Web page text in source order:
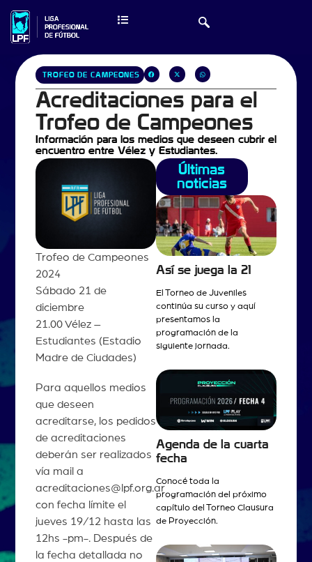
TROFEO DE CAMPEONES
Acreditaciones para el
Trofeo de Campeones
Información para los medios que deseen cubrir el
encuentro entre Vélez y Estudiantes.
Trofeo de Campeones
2024
Sábado 21 de
diciembre
21.00 Vélez –
Estudiantes (Estadio
Madre de Ciudades)
Para aquellos medios
que deseen
acreditarse, los pedidos
de acreditaciones
deberán ser realizados
vía mail a
acreditaciones@lpf.org.ar
con fecha límite el
jueves 19/12 hasta las
12hs -pm-. Después de
la fecha detallada no
Últimas
noticias
Así se juega la 21
El Torneo de Juveniles
continúa su curso y aquí
presentamos la
programación de la
siguiente jornada.
Agenda de la cuarta
fecha
Conocé toda la
programación del próximo
capítulo del Torneo Clausura
de Proyección.